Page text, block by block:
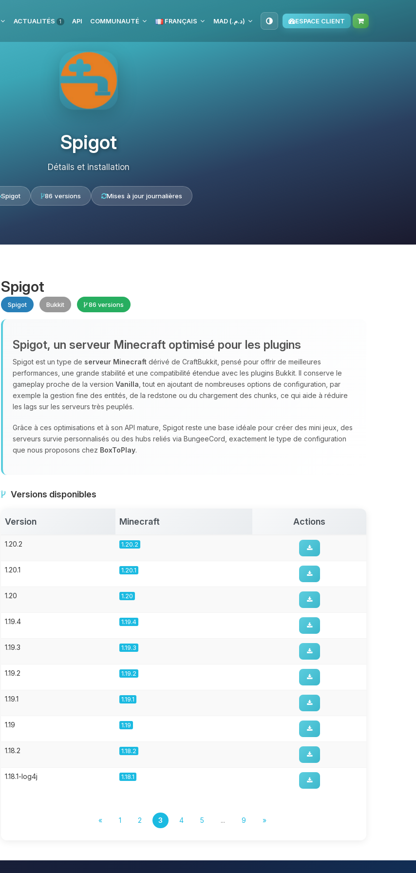
ACTUALITÉS 1 API COMMUNAUTÉ FRANÇAIS MAD (د.م.‏) ESPACE CLIENT
Spigot
Détails et installation
Spigot 86 versions Mises à jour journalières
Spigot
Spigot Bukkit 86 versions
Spigot, un serveur Minecraft optimisé pour les plugins
Spigot est un type de serveur Minecraft dérivé de CraftBukkit, pensé pour offrir de meilleures
performances, une grande stabilité et une compatibilité étendue avec les plugins Bukkit. Il conserve le
gameplay proche de la version Vanilla , tout en ajoutant de nombreuses options de configuration, par
exemple la gestion fine des entités, de la redstone ou du chargement des chunks, ce qui aide à réduire
les lags sur les serveurs très peuplés.
Grâce à ces optimisations et à son API mature, Spigot reste une base idéale pour créer des mini jeux, des
serveurs survie personnalisés ou des hubs reliés via BungeeCord, exactement le type de configuration
que nous proposons chez BoxToPlay.
Versions disponibles
Version Minecraft Actions
1.20.2 1.20.2
1.20.1 1.20.1
1.20 1.20
1.19.4 1.19.4
1.19.3 1.19.3
1.19.2 1.19.2
1.19.1 1.19.1
1.19 1.19
1.18.2 1.18.2
1.18.1-log4j 1.18.1
« 1 2 3 4 5 ... 9 »